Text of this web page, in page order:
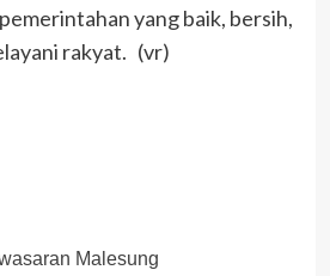
yang baik, bersih,
rakyat. (vr)
Malesung